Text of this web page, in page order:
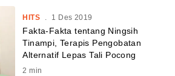
HITS . 1 Des 2019
Fakta-Fakta tentang Ningsih
Tinampi, Terapis Pengobatan
Alternatif Lepas Tali Pocong
2 min